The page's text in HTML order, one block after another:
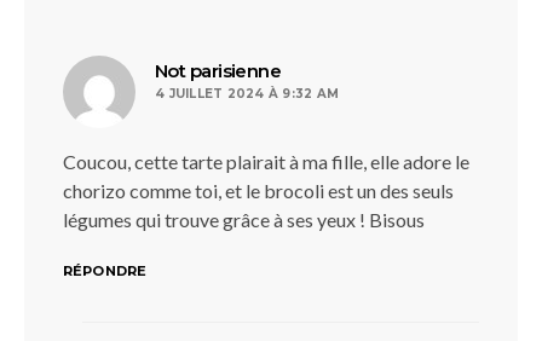
Not parisienne
4 JUILLET 2024 À 9:32 AM
Coucou, cette tarte plairait à ma fille, elle adore le
chorizo comme toi, et le brocoli est un des seuls
légumes qui trouve grâce à ses yeux ! Bisous
RÉPONDRE